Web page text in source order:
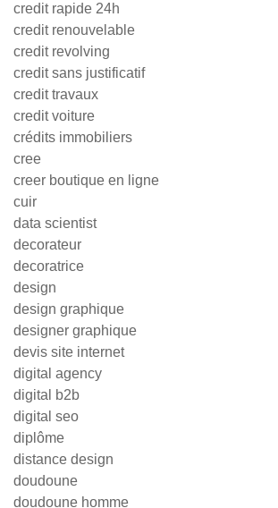
credit rapide 24h
credit renouvelable
credit revolving
credit sans justificatif
credit travaux
credit voiture
crédits immobiliers
cree
creer boutique en ligne
cuir
data scientist
decorateur
decoratrice
design
design graphique
designer graphique
devis site internet
digital agency
digital b2b
digital seo
diplôme
distance design
doudoune
doudoune homme